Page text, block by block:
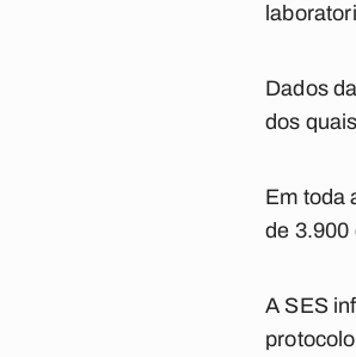
Dados
dos
Em toda
de 3.900
A SES